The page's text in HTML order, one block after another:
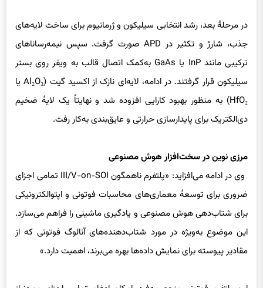
در مرحلهٔ بعد، رشد انتخابی سیلیکون و ژرمانیوم برای ساخت لایه‌های
جذب، شارژ و تکثیر در APD صورت گرفت. سپس نیمه‌رساناهای
ترکیبی مانند InP یا GaAs به‌کمک اتصال قالب به ویفر روی بستر
سیلیکون قرار گرفتند. در ادامه، لایه‌ای نازک از اکسید گیت (Al₂O₃ یا
HfO₂) به منظور بهبود کارایی افزوده شد و نهایتاً یک لایهٔ ضخیم
دی‌الکتریک برای پایدارسازی حرارتی و عایق‌بندی به‌کار رفت.
مرزی نوین در سخت‌افزار هوش مصنوعی
وی در ادامه می‌افزاید: «پلتفرم ناهمگون III/V-on-SOI تمامی اجزای
ضروری برای توسعهٔ معماری‌های محاسبات فوتونی و اپتوالکترونیکی
برای شتاب‌دهی هوش مصنوعی و یادگیری ماشینی را فراهم می‌سازد.
این موضوع به‌ویژه در مورد شتاب‌دهنده‌های آنالوگ فوتونی که از
مقادیر پیوسته برای نمایش داده‌ها بهره می‌برند، اهمیت دارد.»